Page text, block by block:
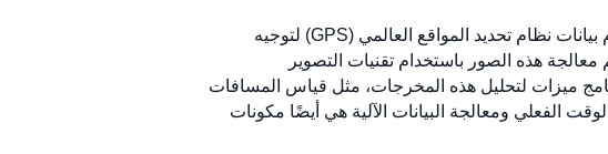
إن المفهوم الأساسي وراء برامج رسم الخرائط باستخدام الطائرات بدون طيار ينطوي على استخدام بيانات نظام تحديد المواقع العالمي (GPS) لتوجيه
هذه الصور باستخدام تقنيات التصوير
ميزات لتحليل هذه المخرجات، مثل قياس المسافات
الفعلي ومعالجة البيانات الآلية هي أيضًا مكونات